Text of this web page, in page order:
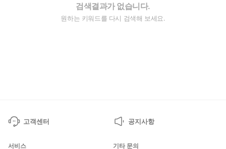
검색결과가 없습니다.
원하는 키워드를 다시 검색해 보세요.
고객센터 공지사항
서비스 기타 문의